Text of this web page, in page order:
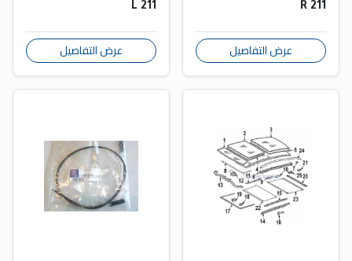
211 R
عرض التفاصيل
211 L
عرض التفاصيل